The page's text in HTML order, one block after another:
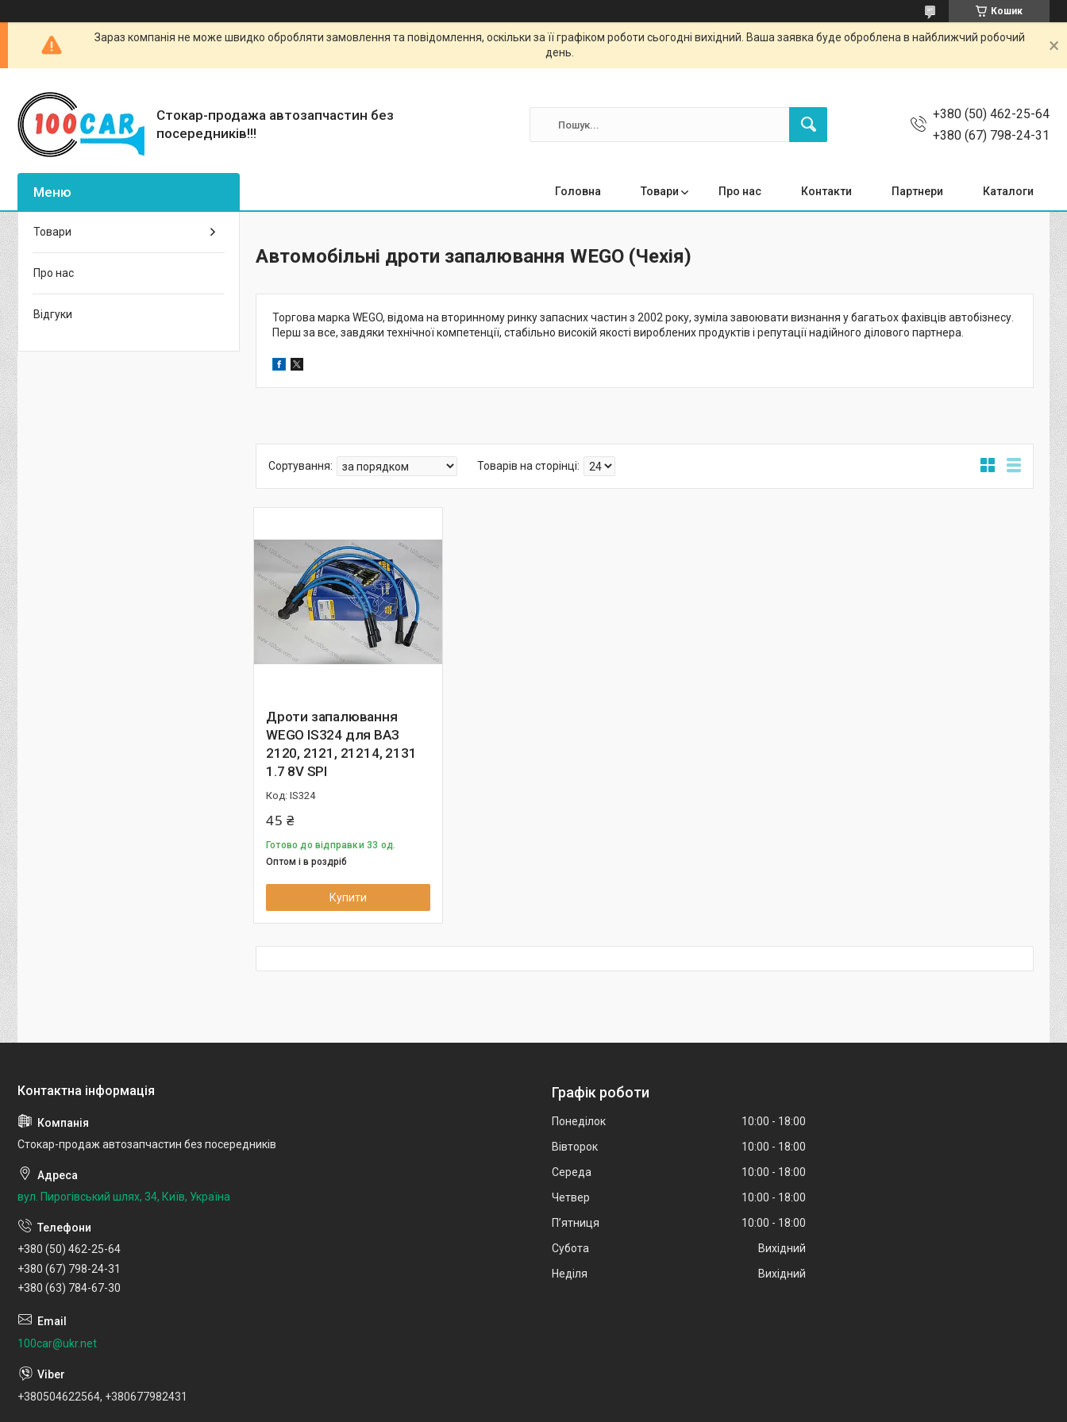
Кошик
Зараз компанія не може швидко обробляти замовлення та повідомлення, оскільки за її графіком роботи сьогодні вихідний. Ваша заявка буде оброблена в найближчий робочий
день.
Стокар-продажа автозапчастин без
посередників!!!
+380 (50) 462-25-64
+380 (67) 798-24-31
Головна Товари Про нас Контакти Партнери Каталоги
Автомобільні дроти запалювання WEGO (Чехія)
Торгова марка WEGO, відома на вторинному ринку запасних частин з 2002 року, зуміла завоювати визнання у багатьох фахівців автобізнесу.
Перш за все, завдяки технічної компетенції, стабільно високій якості вироблених продуктів і репутації надійного ділового партнера.
Дроти запалювання
WEGO IS324 для ВАЗ
2120, 2121, 21214, 2131
1.7 8V SPI
IS324
45 ₴
Готово до відправки 33 од.
Оптом і в роздріб
Купити
Товари
Про нас
Відгуки
Стокар-продаж автозапчастин без посередників
вул. Пирогівський шлях, 34, Київ, Україна
+380 (50) 462-25-64
+380 (67) 798-24-31
+380 (63) 784-67-30
100car@ukr.net
+380504622564, +380677982431
Графік роботи
Понеділок 10:00
18:00
Вівторок
10:00
18:00
Середа
10:00
18:00
Четвер
10:00
18:00
Пʼятниця
10:00
18:00
Субота
Вихідний
Неділя
Вихідний